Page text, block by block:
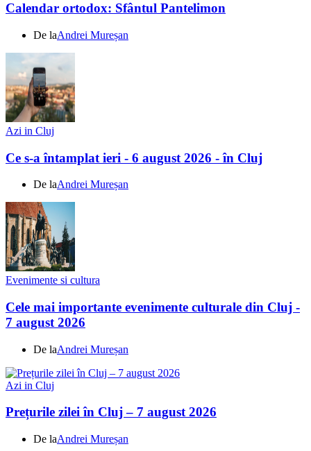
Calendar ortodox: Sfântul Pantelimon
De laAndrei Mureșan
Azi in Cluj
Ce s-a întamplat ieri - 6 august 2026 - în Cluj
De laAndrei Mureșan
Evenimente si cultura
Cele mai importante evenimente culturale din Cluj -
7 august 2026
De laAndrei Mureșan
Azi in Cluj
Prețurile zilei în Cluj – 7 august 2026
De laAndrei Mureșan